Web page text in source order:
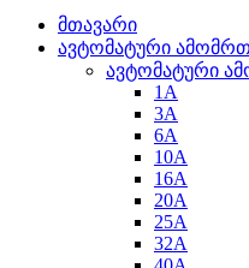
მთავარი
ავტომატური
ავტომატური
1A
3A
6A
10A
16A
20A
25А
32A